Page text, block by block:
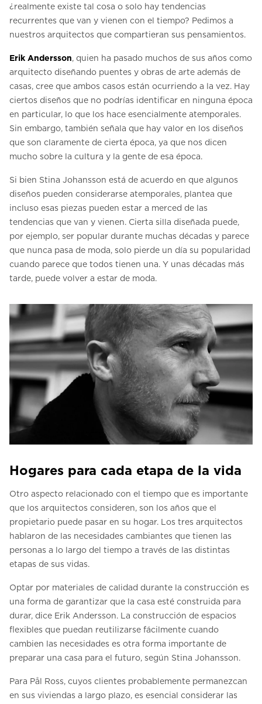
¿realmente existe tal cosa o solo hay tendencias
recurrentes que van y vienen con el tiempo? Pedimos a
nuestros arquitectos que compartieran sus pensamientos.
Erik Andersson, quien ha pasado muchos de sus años como
arquitecto diseñando puentes y obras de arte además de
casas, cree que ambos casos están ocurriendo a la vez. Hay
ciertos diseños que no podrías identificar en ninguna época
en particular, lo que los hace esencialmente atemporales.
Sin embargo, también señala que hay valor en los diseños
que son claramente de cierta época, ya que nos dicen
mucho sobre la cultura y la gente de esa época.
Si bien Stina Johansson está de acuerdo en que algunos
diseños pueden considerarse atemporales, plantea que
incluso esas piezas pueden estar a merced de las
tendencias que van y vienen. Cierta silla diseñada puede,
por ejemplo, ser popular durante muchas décadas y parece
que nunca pasa de moda, solo pierde un día su popularidad
cuando parece que todos tienen una. Y unas décadas más
tarde, puede volver a estar de moda.
Hogares para cada etapa de la vida
Otro aspecto relacionado con el tiempo que es importante
que los arquitectos consideren, son los años que el
propietario puede pasar en su hogar. Los tres arquitectos
hablaron de las necesidades cambiantes que tienen las
personas a lo largo del tiempo a través de las distintas
etapas de sus vidas.
Optar por materiales de calidad durante la construcción es
una forma de garantizar que la casa esté construida para
durar, dice Erik Andersson. La construcción de espacios
flexibles que puedan reutilizarse fácilmente cuando
cambien las necesidades es otra forma importante de
preparar una casa para el futuro, según Stina Johansson.
Para Pål Ross, cuyos clientes probablemente permanezcan
en sus viviendas a largo plazo, es esencial considerar las